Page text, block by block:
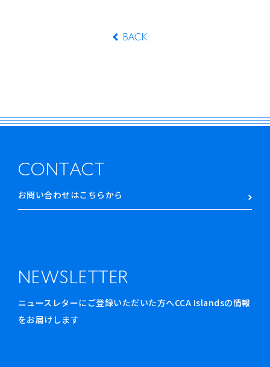
BACK
CONTACT
お問い合わせはこちらから
NEWSLETTER
ニュースレターにご登録いただいた方へCCA Islandsの情報
をお届けします